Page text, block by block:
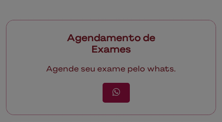
Agendamento de
Exames
Agende seu exame pelo whats.